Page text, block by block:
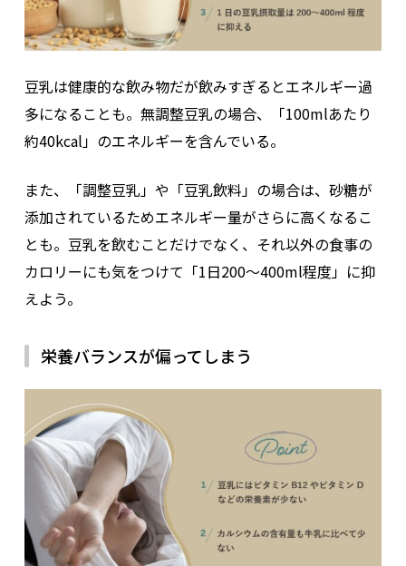
豆乳は健康的な飲み物だが飲みすぎるとエネルギー過
多になることも。無調整豆乳の場合、「100mlあたり
約40kcal」のエネルギーを含んでいる。
また、「調整豆乳」や「豆乳飲料」の場合は、砂糖が
添加されているためエネルギー量がさらに高くなるこ
とも。豆乳を飲むことだけでなく、それ以外の食事の
カロリーにも気をつけて「1日200〜400ml程度」に抑
えよう。
栄養バランスが偏ってしまう